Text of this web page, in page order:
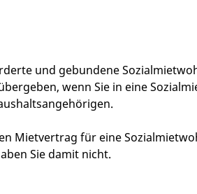
und gebundene
wenn Sie in eine
Mietvertrag für eine
Sie damit nicht.